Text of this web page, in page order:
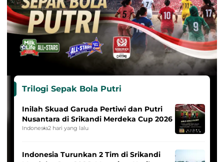
Trilogi Sepak Bola Putri
Inilah Skuad Garuda Pertiwi dan Putri
Nusantara di Srikandi Merdeka Cup 2026
Indonesia2 hari yang lalu
Indonesia Turunkan 2 Tim di Srikandi